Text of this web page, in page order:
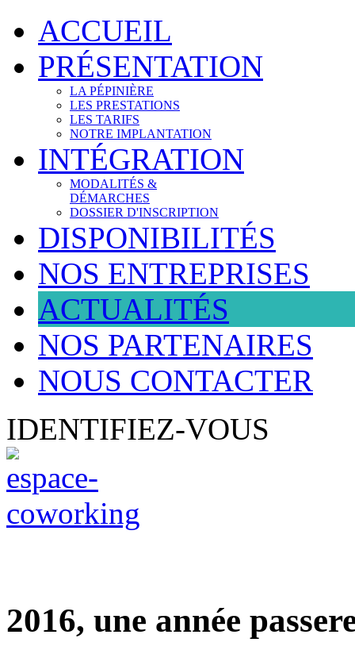
ACCUEIL
PRÉSENTATION
LA PÉPINIÈRE
LES PRESTATIONS
LES TARIFS
NOTRE IMPLANTATION
INTÉGRATION
MODALITÉS &
DÉMARCHES
DOSSIER D'INSCRIPTION
DISPONIBILITÉS
NOS ENTREPRISES
ACTUALITÉS
NOS PARTENAIRES
NOUS CONTACTER
IDENTIFIEZ-VOUS
2016, une année